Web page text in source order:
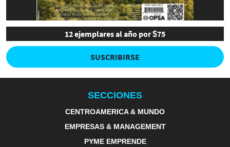
12 ejemplares al año por $75
SUSCRIBIRSE
SECCIONES
CENTROAMERICA & MUNDO
EMPRESAS & MANAGEMENT
PYME EMPRENDE